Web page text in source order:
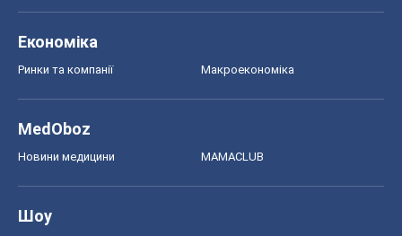
Економіка
Ринки та компанії Макроекономіка
MedOboz
Новини медицини MAMACLUB
Шоу